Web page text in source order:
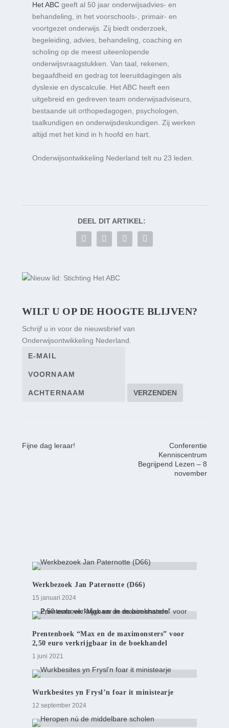
Het ABCgeeft al 50 jaar onderwijsadvies- en
behandeling, in het voorschools-, primair- en
voortgezet onderwijs. Zij biedt onderzoek,
begeleiding, advies, behandeling, coaching en
scholing op de meest uiteenlopende
onderwijsvraagstukken. Van taal, rekenen,
begaafdheid en gedrag tot leeruitdagingen als
dyslexie en dyscalculie. Het ABC heeft een
uitgebreid en gedreven team onderwijsadviseurs,
bestaande uit orthopedagogen, psychologen,
taalkundigen en onderwijsdeskundigen. Zij werken
altijd met het kind in h hoofd en hart.
Onderwijsontwikkeling Nederland telt nu 23 leden.
DEEL DIT ARTIKEL:
WILT U OP DE HOOGTE BLIJVEN?
Schrijf u in voor de nieuwsbrief van
Onderwijsontwikkeling Nederland.
Fijne dag leraar!
Conferentie
Kenniscentrum
Begrijpend Lezen – 8
november
Werkbezoek Jan Paternotte (D66)
15 januari 2024
Prentenboek “Max en de maximonsters” voor
2,50 euro verkrijgbaar in de boekhandel
1 juni 2021
Wurkbesites yn Frysl’n foar it ministearje
12 september 2024